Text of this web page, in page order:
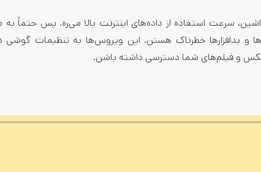
سرعت استفاده از داده‌های اینترنت بالا می‌ره. پس حتماً
و بدافزارها خطرناک هستن. این ویروس‌ها به تنظیمات
و فیلم‌های شما دسترسی داشته باشن.